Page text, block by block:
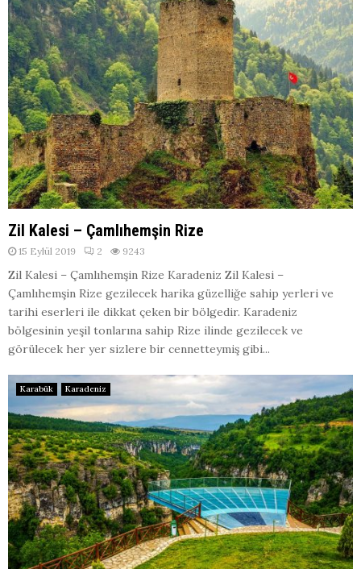
Zil Kalesi – Çamlıhemşin Rize
15 Eylül 2019 2 9243
Zil Kalesi – Çamlıhemşin Rize Karadeniz Zil Kalesi –
Çamlıhemşin Rize gezilecek harika güzelliğe sahip yerleri ve
tarihi eserleri ile dikkat çeken bir bölgedir. Karadeniz
bölgesinin yeşil tonlarına sahip Rize ilinde gezilecek ve
görülecek her yer sizlere bir cennetteymiş gibi...
Karabük Karadeniz